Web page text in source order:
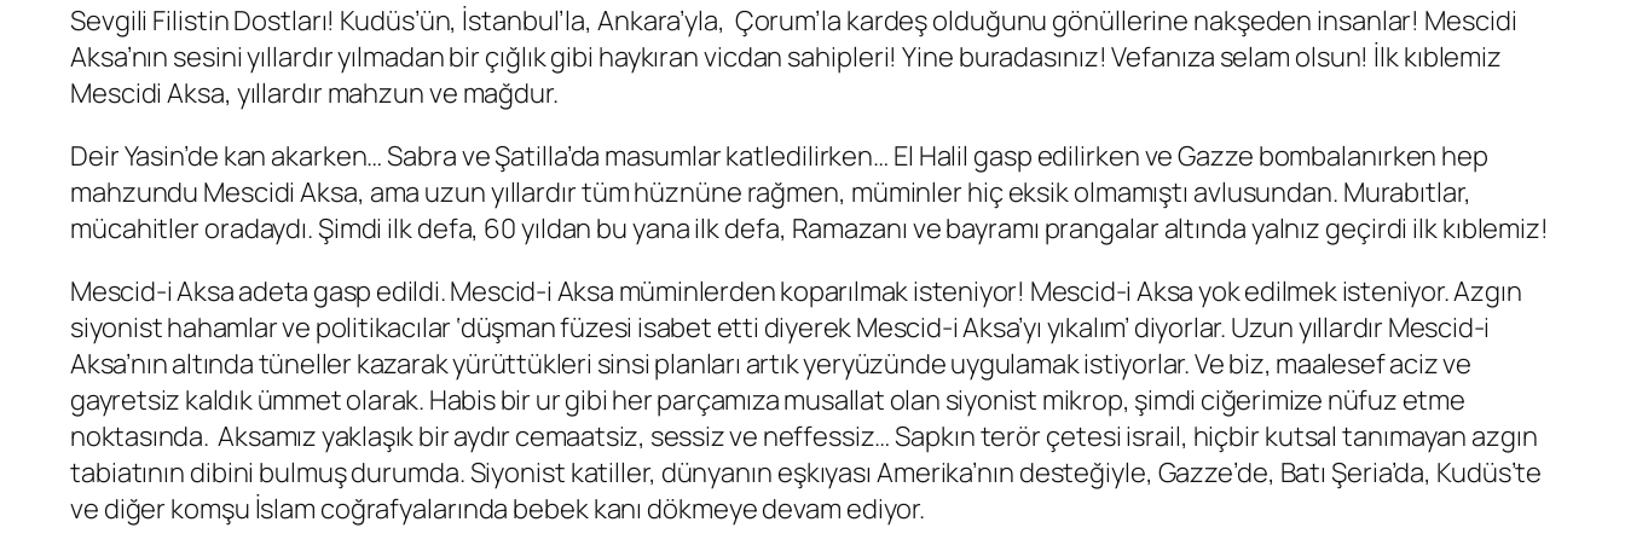
Sevgili Filistin Dostları! Kudüs’ün, İstanbul’la, Ankara’yla, Çorum’la kardeş olduğunu gönüllerine nakşeden insanlar! Mescidi
Aksa’nın sesini yıllardır yılmadan bir çığlık gibi haykıran vicdan sahipleri! Yine buradasınız! Vefanıza selam olsun! İlk kıblemiz
Mescidi Aksa, yıllardır mahzun ve mağdur.
Deir Yasin’de kan akarken… Sabra ve Şatilla’da masumlar katledilirken… El Halil gasp edilirken ve Gazze bombalanırken hep
mahzundu Mescidi Aksa, ama uzun yıllardır tüm hüznüne rağmen, müminler hiç eksik olmamıştı avlusundan. Murabıtlar,
mücahitler oradaydı. Şimdi ilk defa, 60 yıldan bu yana ilk defa, Ramazanı ve bayramı prangalar altında yalnız geçirdi ilk kıblemiz!
Mescid-i Aksa adeta gasp edildi. Mescid-i Aksa müminlerden koparılmak isteniyor! Mescid-i Aksa yok edilmek isteniyor. Azgın
siyonist hahamlar ve politikacılar ‘düşman füzesi isabet etti diyerek Mescid-i Aksa’yı yıkalım’ diyorlar. Uzun yıllardır Mescid-i
Aksa’nın altında tüneller kazarak yürüttükleri sinsi planları artık yeryüzünde uygulamak istiyorlar. Ve biz, maalesef aciz ve
gayretsiz kaldık ümmet olarak. Habis bir ur gibi her parçamıza musallat olan siyonist mikrop, şimdi ciğerimize nüfuz etme
noktasında. Aksamız yaklaşık bir aydır cemaatsiz, sessiz ve neffessiz… Sapkın terör çetesi israil, hiçbir kutsal tanımayan azgın
tabiatının dibini bulmuş durumda. Siyonist katiller, dünyanın eşkıyası Amerika’nın desteğiyle, Gazze’de, Batı Şeria’da, Kudüs’te
ve diğer komşu İslam coğrafyalarında bebek kanı dökmeye devam ediyor.